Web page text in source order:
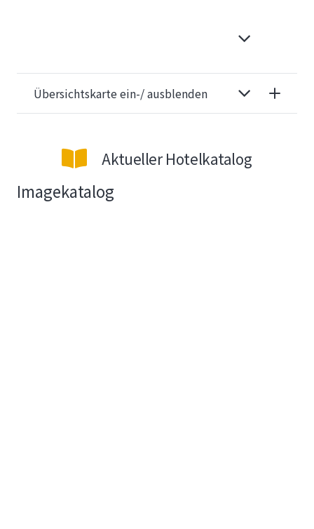
Übersichtskarte ein-/ ausblenden
Aktueller Hotelkatalog
Imagekatalog